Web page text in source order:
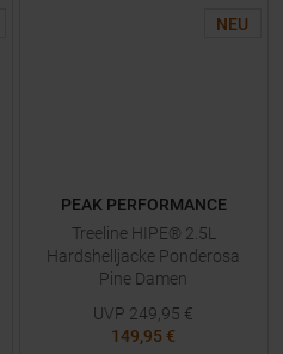
NEU
PEAK PERFORMANCE
Treeline HIPE® 2.5L
Hardshelljacke Ponderosa
Pine Damen
UVP 249,95 €
149,95 €